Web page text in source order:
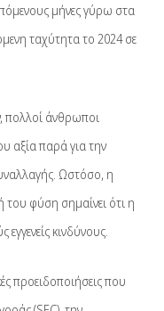
μήνες γύρω στα
ταχύτητα το 2024 σε
πολλοί άνθρωποι
αξία παρά για την
Ωστόσο, η
του φύση σημαίνει ότι η
κινδύνους.
προειδοποιήσεις που